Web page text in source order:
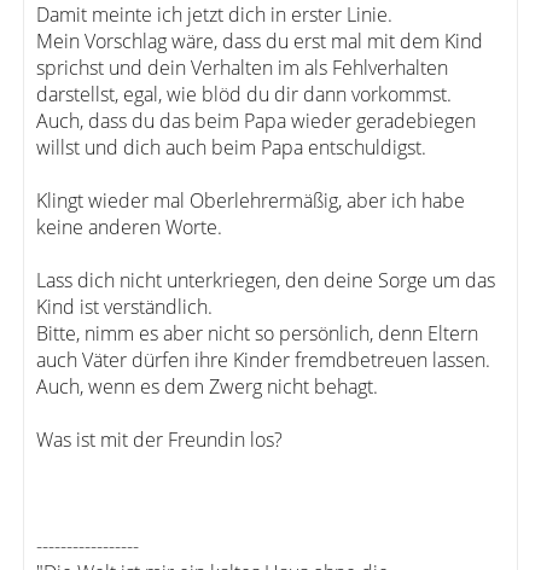
Damit meinte ich jetzt dich in erster Linie.
Mein Vorschlag wäre, dass du erst mal mit dem Kind
sprichst und dein Verhalten im als Fehlverhalten
darstellst, egal, wie blöd du dir dann vorkommst.
Auch, dass du das beim Papa wieder geradebiegen
willst und dich auch beim Papa entschuldigst.
Klingt wieder mal Oberlehrermäßig, aber ich habe
keine anderen Worte.
Lass dich nicht unterkriegen, den deine Sorge um das
Kind ist verständlich.
Bitte, nimm es aber nicht so persönlich, denn Eltern
auch Väter dürfen ihre Kinder fremdbetreuen lassen.
Auch, wenn es dem Zwerg nicht behagt.
Was ist mit der Freundin los?
-----------------